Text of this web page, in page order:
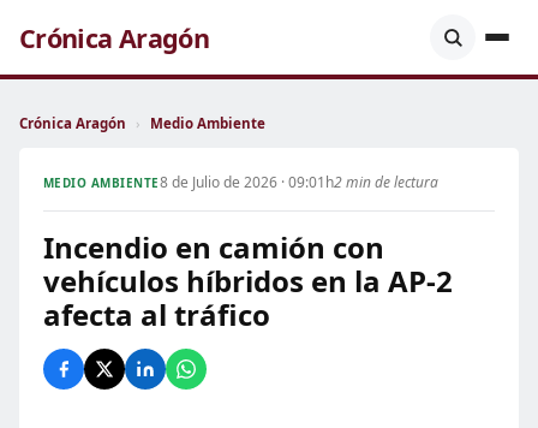
Crónica Aragón
Crónica Aragón › Medio Ambiente
MEDIO AMBIENTE8 de Julio de 2026 · 09:01h2 min de lectura
Incendio en camión con
vehículos híbridos en la AP-2
afecta al tráfico